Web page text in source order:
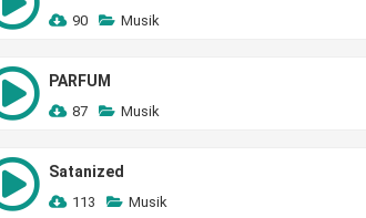
90 Musik
PARFUM
87 Musik
Satanized
113 Musik